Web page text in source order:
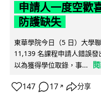
申請人一度空歡
防護缺失
東華學院今日（5 日）大學
11,139 名課程申請人錯誤
以為獲得學位取錄，事...
147 17 ↗ 分享